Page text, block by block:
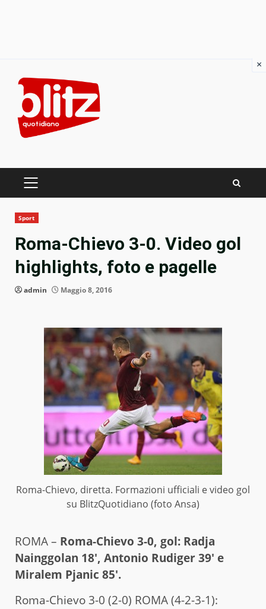
content
PRIMARY
Sport
Roma-Chievo 3-0. Video gol
highlights, foto e pagelle
admin Maggio 8, 2016
Roma-Chievo, diretta. Formazioni ufficiali e video gol
su BlitzQuotidiano (foto Ansa)
ROMA – Roma-Chievo 3-0, gol: Radja
Nainggolan 18′, Antonio Rudiger 39′ e
Miralem Pjanic 85′.
Roma-Chievo 3-0 (2-0) ROMA (4-2-3-1):
×